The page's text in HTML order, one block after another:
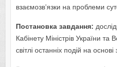
взаємозв’язки на проблеми
Постановка завдання:
Кабінету Міністрів України та
світлі останніх подій на